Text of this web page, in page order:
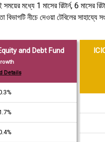
মধ্যে 1 মাসের রিটার্ন, 6 মাসের
নীচে দেওয়া টেবিলের সাহায্যে
and Debt Fund
Details